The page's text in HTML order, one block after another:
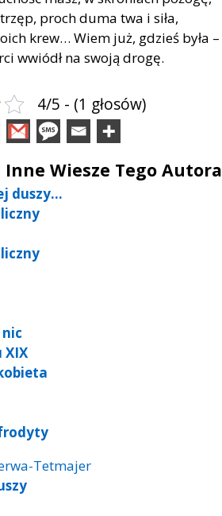
proch duma twa i siła,
krew… Wiem już, gdzieś była –
wwiódł na swo­ją dro­gę.
4/5 - (1 głosów)
Inne Wiesze Tego Autora
duszy…
XIX
Tetmajer